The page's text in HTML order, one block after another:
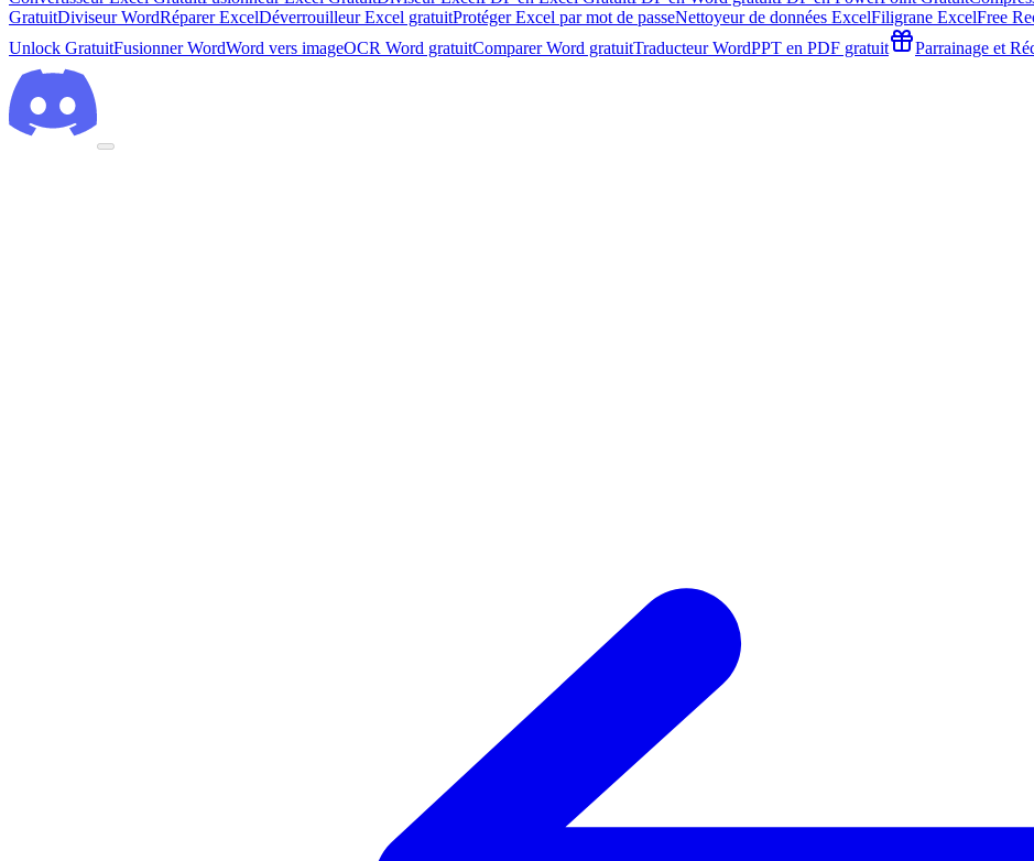
GratuitDiviseur WordRéparer ExcelDéverrouilleur Excel gratuitProtéger Excel par mot de passeNettoyeur de données ExcelFiligrane ExcelFree
Unlock GratuitFusionner WordWord vers imageOCR Word gratuitComparer Word gratuitTraducteur WordPPT en PDF gratuit Parrainage et